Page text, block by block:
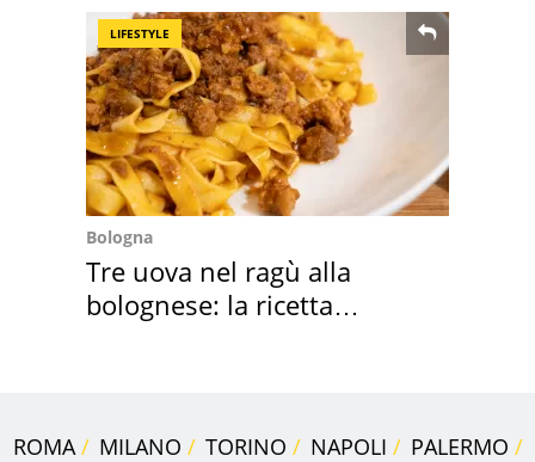
LIFESTYLE
Bologna
Tre uova nel ragù alla
bolognese: la ricetta
ROMA MILANO TORINO NAPOLI
PALERMO